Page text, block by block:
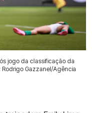
jogo da classificação da
Gazzanel/Agência